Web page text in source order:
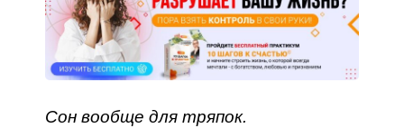
Сон вообще для тряпок.